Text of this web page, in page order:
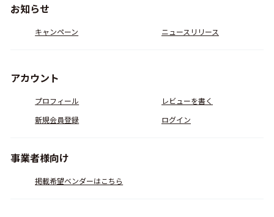
お知らせ
キャンペーン ニュースリリース
アカウント
プロフィール
レビューを書く
新規会員登録
ログイン
事業者様向け
掲載希望ベンダーはこちら